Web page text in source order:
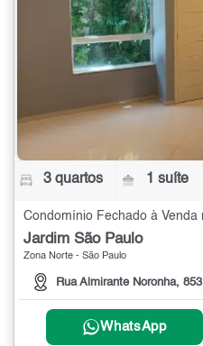
3 quartos 1 suíte
Jardim São Paulo
Zona Norte - São Paulo
Rua Almirante Noronha, 853
WhatsApp